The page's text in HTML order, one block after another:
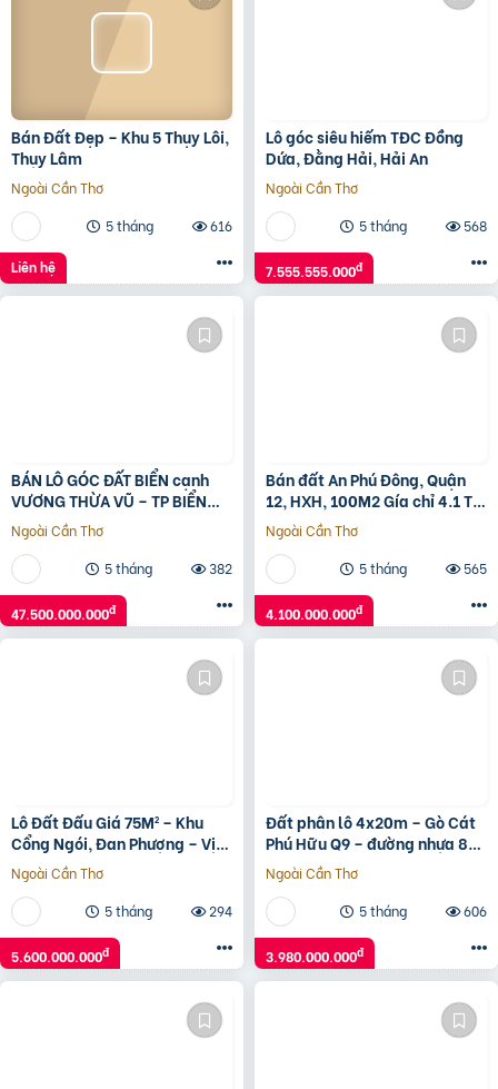
Bán Đất Đẹp – Khu 5 Thụy Lôi,
Thụy Lâm
Ngoài Cần Thơ
5 tháng
616
Liên hệ
Lô góc siêu hiếm TĐC Đồng
Dứa, Đằng Hải, Hải An
Ngoài Cần Thơ
5 tháng
568
7.555.555.000đ
BÁN LÔ GÓC ĐẤT BIỂN cạnh
VƯƠNG THỪA VŨ – TP BIỂN
MIAMI CHÂU Á
Ngoài Cần Thơ
5 tháng
382
47.500.000.000đ
Bán đất An Phú Đông, Quận
12, HXH, 100M2 Gía chỉ 4.1 Tỷ
TL
Ngoài Cần Thơ
5 tháng
565
4.100.000.000đ
Lô Đất Đấu Giá 75M² – Khu
Cổng Ngói, Đan Phượng – Vị
Trí Siêu Đẹp, Giá Tốt!
Ngoài Cần Thơ
5 tháng
294
5.600.000.000đ
Đất phân lô 4x20m – Gò Cát
Phú Hữu Q9 – đường nhựa 8m
có vỉa hè – giá 3,98 tỷ
Ngoài Cần Thơ
5 tháng
606
3.980.000.000đ